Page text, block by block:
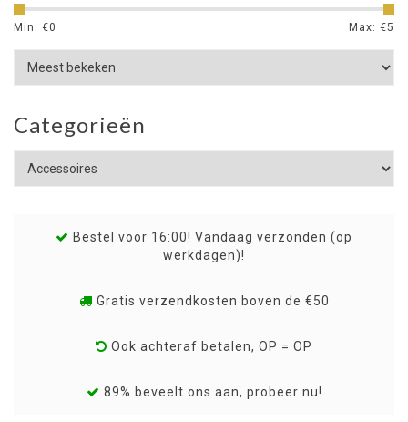
Min: €0 Max: €5
Categorieën
Bestel voor 16:00! Vandaag verzonden (op
werkdagen)!
Gratis verzendkosten boven de €50
Ook achteraf betalen, OP = OP
89% beveelt ons aan, probeer nu!